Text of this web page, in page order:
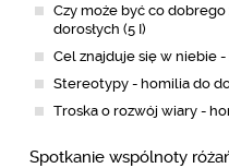
Czy może być co
dorosłych (5 I)
Cel znajduje się w niebie -
Stereotypy - homilia do
Troska o rozwój wiary -
Spotkanie wspólnoty